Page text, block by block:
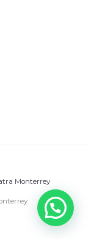
Monterrey